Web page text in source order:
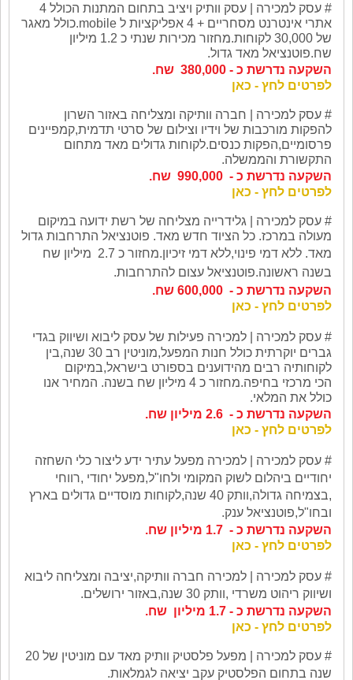
# עסק
למכירה | עסק וותיק ויציב בתחום המתנות הכולל 4
אתרי אינטרנט מסחריים + 4 אפליקציות ל mobile.כולל מאגר
של 30,000 לקוחות.מחזור מכירות שנתי כ 1.2 מיליון
שח.פוטנציאל מאד גדול.
השקעה נדרשת כ - 380,000 שח.
לפרטים לחץ - כאן
# עסק למכירה | חברה וותיקה ומצליחה באזור השרון
להפקות מורכבות של וידיו וצילום של סרטי תדמית,קמפיינים
פרסומיים,הפקות כנסים.לקוחות גדולים מאד מתחום
התקשורת והממשלה.
השקעה נדרשת כ - 990,000 שח.
לפרטים לחץ - כאן
# עסק למכירה | גלידרייה מצליחה של רשת ידועה במיקום
מעולה במרכז. כל הציוד חדש מאד. פוטנציאל התרחבות גדול
מאד. ללא דמי פינוי,ללא דמי זיכיון.
מחזור כ 2.7 מיליון שח
בשנה ראשונה.פוטנציאל עצום להתרחבות.
השקעה נדרשת כ - 600,000 שח.
לפרטים לחץ - כאן
# עסק למכירה | למכירה פעילות של עסק ליבוא ושיווק בגדי
גברים יוקרתית כולל חנות המפעל,מוניטין רב 30 שנה,בין
לקוחותיה רבים מהידוענים בספורט בישראל,במיקום
הכי מרכזי בחיפה.מחזור כ 4 מיליון שח בשנה. המחיר אנו
כולל את המלאי.
השקעה נדרשת כ - 2.6 מיליון שח.
לפרטים לחץ - כאן
# עסק למכירה | למכירה מפעל עתיר ידע ליצור כלי השחזה
יחודיים ביהלום לשוק המקומי ולחו"ל,מפעל יחודי ,רווחי
,בצמיחה גדולה,וותק 40 שנה,לקוחות מוסדיים גדולים בארץ
ובחו"ל,פוטנציאל ענק.
השקעה נדרשת כ - 1.7 מיליון שח.
לפרטים לחץ - כאן
# עסק למכירה | למכירה חברה וותיקה,יציבה ומצליחה ליבוא
ושיווק ריהוט משרדי ,וותק 30 שנה,באזור ירושלים.
השקעה נדרשת כ - 1.7 מיליון שח.
לפרטים לחץ - כאן
# עסק למכירה | מפעל פלסטיק וותיק מאד עם מוניטין של 20
שנה בתחום הפלסטיק עקב יציאה לגמלאות.